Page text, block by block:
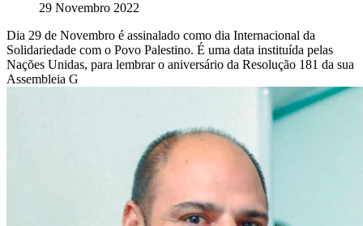
29 Novembro 2022
Dia 29 de Novembro é assinalado como dia Internacional da
Solidariedade com o Povo Palestino. É uma data instituída pelas
Nações Unidas, para lembrar o aniversário da Resolução 181 da sua
Assembleia G